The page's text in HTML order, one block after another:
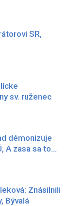
SR,
sv. ruženec
démonizuje
A zasa sa to...
Znásilnili
Bývalá